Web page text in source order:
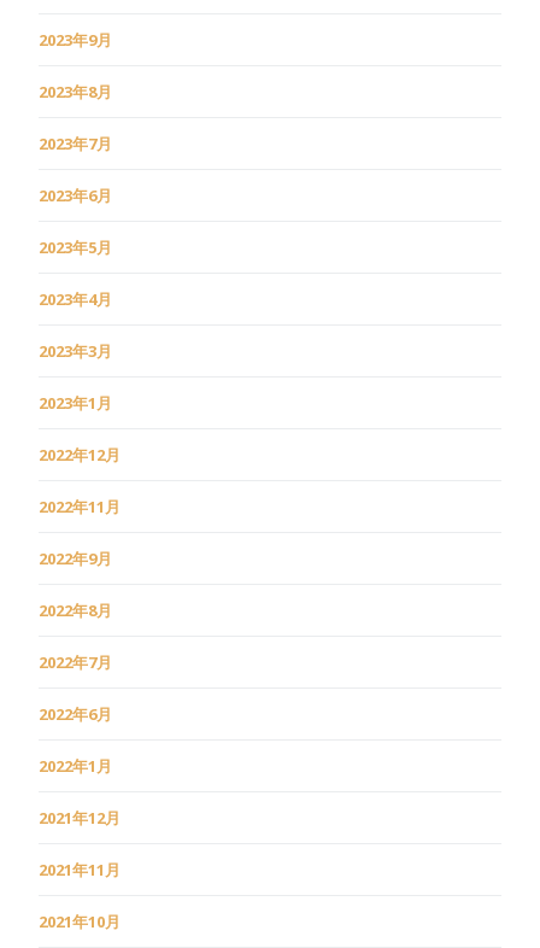
2023年9月
2023年8月
2023年7月
2023年6月
2023年5月
2023年4月
2023年3月
2023年1月
2022年12月
2022年11月
2022年9月
2022年8月
2022年7月
2022年6月
2022年1月
2021年12月
2021年11月
2021年10月